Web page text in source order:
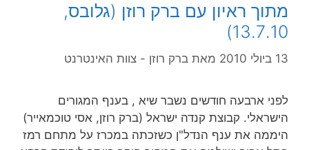
מתוך ראיון עם ברק רוזן (גלובס,
13.7.10)
13 ביולי 2010 מאת ברק רוזן - צוות האינטרנט
לפני ארבעה חודשים נשבר שיא , בענף המגורים
הישראלי. קבוצת קנדה ישראל (ברק רוזן, אסי טוכמאייר)
היממה את ענף הנדל"ן כשזכתה במכרז על מתחם רמז